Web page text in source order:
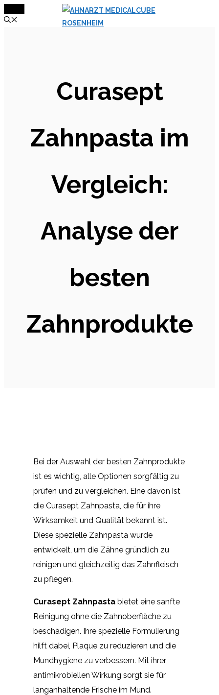
Inhalt
Curasept
Zahnpasta im
Vergleich:
Analyse der
besten
Zahnprodukte
Bei der Auswahl der besten Zahnprodukte
ist es wichtig, alle Optionen sorgfältig zu
prüfen und zu vergleichen. Eine davon ist
die Curasept Zahnpasta, die für ihre
Wirksamkeit und Qualität bekannt ist.
Diese spezielle Zahnpasta wurde
entwickelt, um die Zähne gründlich zu
reinigen und gleichzeitig das Zahnfleisch
zu pflegen.
Curasept Zahnpasta bietet eine sanfte
Reinigung ohne die Zahnoberfläche zu
beschädigen. Ihre spezielle Formulierung
hilft dabei, Plaque zu reduzieren und die
Mundhygiene zu verbessern. Mit ihrer
antimikrobiellen Wirkung sorgt sie für
langanhaltende Frische im Mund.